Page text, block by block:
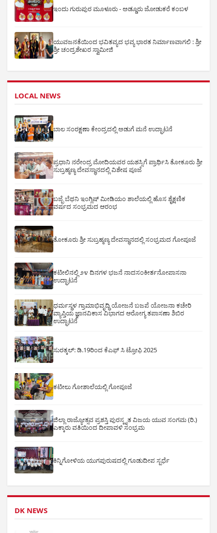
ಇಂದು ಗುರುಪುರ ಮೂಳೂರು - ಅಡ್ಡೂರು ಜೋಡುಕರೆ ಕಂಬಳ
ಯುವಜನತೆಯಿಂದ ಭವಿತವ್ಯದ ಭವ್ಯ ಭಾರತ ನಿರ್ಮಾಣವಾಗಲಿ : ಶ್ರೀ
ಶ್ರೀ ಚಂದ್ರಶೇಖರ ಸ್ವಾಮೀಜಿ
LOCAL NEWS
ಬಾಲ ಸಂರಕ್ಷಣಾ ಕೇಂದ್ರದಲ್ಲಿ ಅಡುಗೆ ಮನೆ ಉದ್ಘಾಟನೆ
ಪ್ರಧಾನಿ ನರೇಂದ್ರ ಮೋದಿಯವರ ಯಶಸ್ಸಿಗೆ ಪ್ರಾರ್ಥಿಸಿ ತೋಕೂರು ಶ್ರೀ
ಸುಬ್ರಹ್ಮಣ್ಯ ದೇವಸ್ಥಾನದಲ್ಲಿ ವಿಶೇಷ ಪೂಜೆ
ಬಜ್ಪೆ ಬೆಥನಿ ಇಂಗ್ಲಿಷ್ ಮೀಡಿಯಂ ಶಾಲೆಯಲ್ಲಿ ಹೊಸ ಶೈಕ್ಷಣಿಕ
ವರ್ಷದ ಸಂಭ್ರಮದ ಆರಂಭ
ತೋಕೂರು ಶ್ರೀ ಸುಬ್ರಹ್ಮಣ್ಯ ದೇವಸ್ಥಾನದಲ್ಲಿ ಸಂಭ್ರಮದ ಗೋಪೂಜೆ
ಕಟೀಲಿನಲ್ಲಿ ೨೪ ದಿನಗಳ ಭಜನೆ ನಾದಸಂಕೀರ್ತನೋಪಾಸನಾ
ಉದ್ಘಾಟನೆ
ಧರ್ಮಸ್ಥಳ ಗ್ರಾಮಾಭಿವೃದ್ಧಿ ಯೋಜನೆ ಬಜಪೆ ಯೋಜನಾ ಕಚೇರಿ
ವ್ಯಾಪ್ತಿಯ ಜ್ಞಾನವಿಕಾಸ ವಿಭಾಗದ ಆರೋಗ್ಯ ತಪಾಸಣಾ ಶಿಬಿರ
ಉದ್ಘಾಟನೆ
ಸುರತ್ಕಲ್: ಡಿ‌.19ರಿಂದ ಕೆಎಫ್ ಸಿ ಟ್ರೋಫಿ 2025
ಕಟೀಲು ಗೋಶಾಲೆಯಲ್ಲಿ ಗೋಪೂಜೆ
ಜಿಲ್ಲಾ ರಾಜ್ಯೋತ್ಸವ ಪ್ರಶಸ್ತಿ ಪುರಸ್ಕೃತ ವಿಜಯ ಯುವ ಸಂಗಮ (ರಿ.)
ಎಕ್ಕಾರು ವತಿಯಿಂದ ದೀಪಾವಳಿ ಸಂಭ್ರಮ
ಕಿನ್ನಿಗೋಳಿಯ ಯುಗಪುರುಷದಲ್ಲಿ ಗೂಡುದೀಪ ಸ್ಪರ್ಧೆ
DK NEWS